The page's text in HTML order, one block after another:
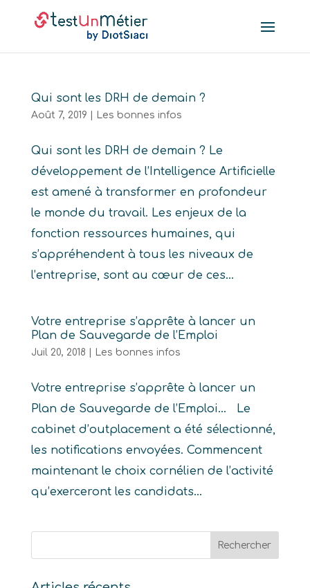
Qui sont les DRH de demain ?
Août 7, 2019 Les bonnes infos
Qui sont les DRH de demain ? Le
développement de l’Intelligence Artificielle
est amené à transformer en profondeur
le monde du travail. Les enjeux de la
fonction ressources humaines, qui
s’appréhendent à tous les niveaux de
l’entreprise, sont au cœur de ces...
Votre entreprise s’apprête à lancer un
Plan de Sauvegarde de l’Emploi
Juil 20, 2018 Les bonnes infos
Votre entreprise s’apprête à lancer un
Plan de Sauvegarde de l’Emploi… Le
cabinet d’outplacement a été sélectionné,
les notifications envoyées. Commencent
maintenant le choix cornélien de l’activité
qu’exerceront les candidats...